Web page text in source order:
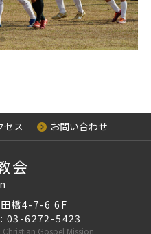
セス お問い合わせ
会
田橋4-7-6 6F
03-6272-5423
Gospel Mission